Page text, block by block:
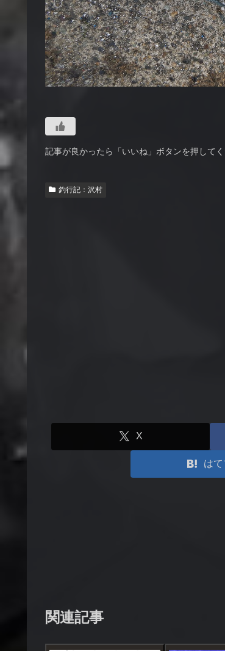
記事が良かったら「いいね」ボタンを押して
釣行記：沢村
X
は
関連記事